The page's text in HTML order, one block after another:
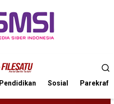
Pendidikan Sosial Parekraf